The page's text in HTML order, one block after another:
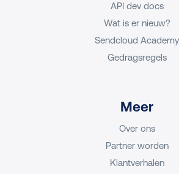
API dev docs
Wat is er nieuw?
Sendcloud Academy
Gedragsregels
Meer
Over ons
Partner worden
Klantverhalen